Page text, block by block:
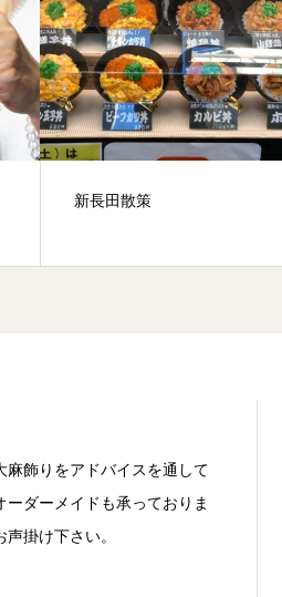
新長田散策
麻飾りをアドバイスを通して
ーダーメイドも承っておりま
掛け下さい。